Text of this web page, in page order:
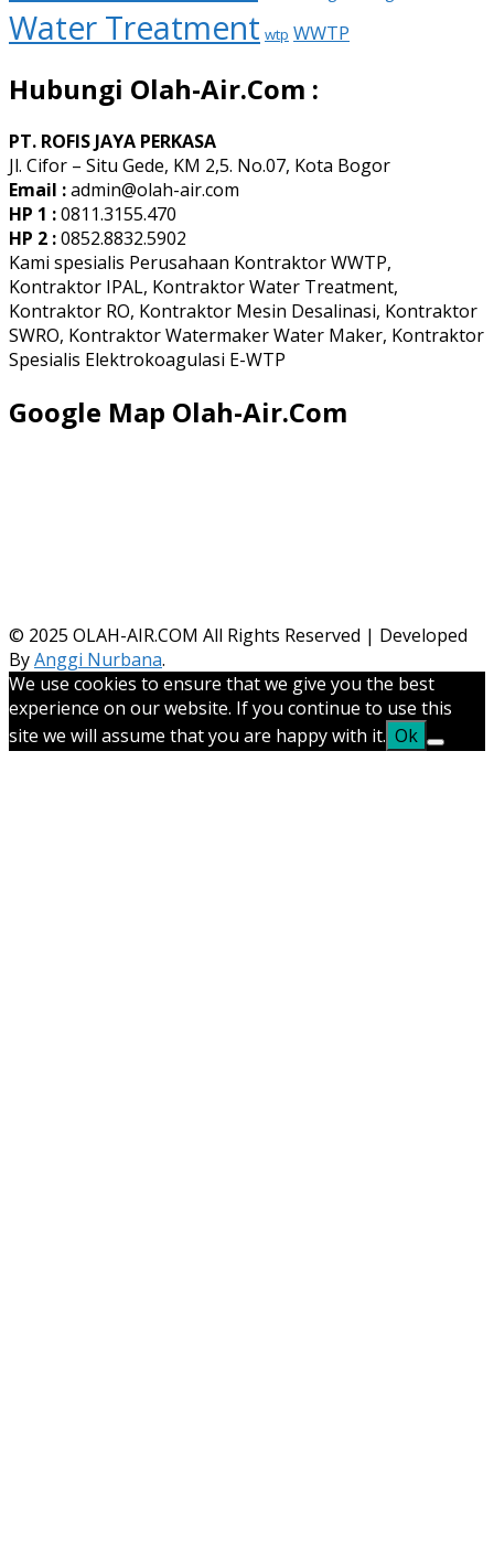
Water Treatment wtp WWTP
Hubungi Olah-Air.Com :
PT. ROFIS JAYA PERKASA
Jl. Cifor – Situ Gede, KM 2,5. No.07, Kota Bogor
Email :admin@olah-air.com
HP 1 :0811.3155.470
HP 2 :0852.8832.5902
Kami spesialis Perusahaan Kontraktor WWTP,
Kontraktor IPAL, Kontraktor Water Treatment,
Kontraktor RO, Kontraktor Mesin Desalinasi, Kontraktor
SWRO, Kontraktor Watermaker Water Maker, Kontraktor
Spesialis Elektrokoagulasi E-WTP
Google Map Olah-Air.Com
© 2025 OLAH-AIR.COM All Rights Reserved | Developed
ByAnggi Nurbana.
We use cookies to ensure that we give you the best
experience on our website. If you continue to use this
site we will assume that you are happy with it. Ok